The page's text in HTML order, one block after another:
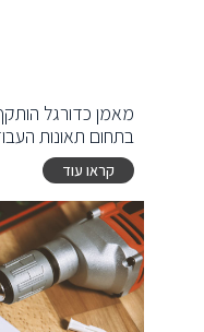
מאמן כדורגל
בתחום תאונות
קראו עוד